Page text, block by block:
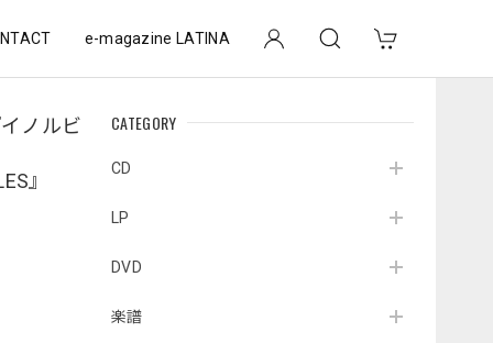
e-magazine LATINA
CATEGORY
CD
LP
DVD
楽譜
ノルビ
』